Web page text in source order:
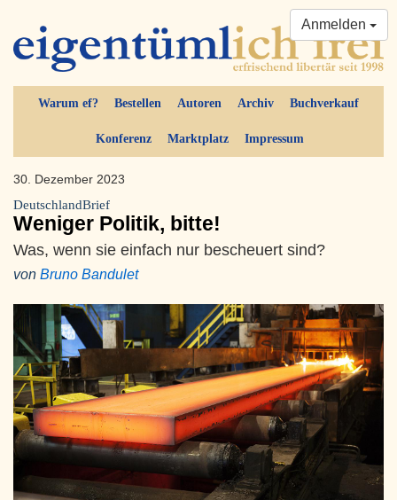
Warum ef? Bestellen Autoren Archiv Buchverkauf
Konferenz Marktplatz Impressum
Anmelden
30. Dezember 2023
DeutschlandBrief
Weniger Politik, bitte!
Was, wenn sie einfach nur bescheuert sind?
von Bruno Bandulet